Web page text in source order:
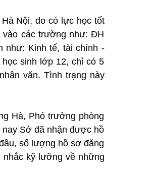
Nội, do có lực học tốt
vào các trường như: ĐH
như: Kinh tế, tài chính -
sinh lớp 12, chỉ có 5
văn. Tình trạng này
Hà, Phó trưởng phòng
nay Sở đã nhận được hồ
số lượng hồ sơ đăng
kỹ lưỡng về những